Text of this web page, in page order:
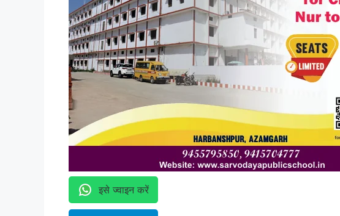
इसे ज्वाइन करें